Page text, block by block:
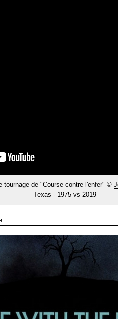
tournage de "Course contre l'enfer" ©
Texas - 1975 vs 2019